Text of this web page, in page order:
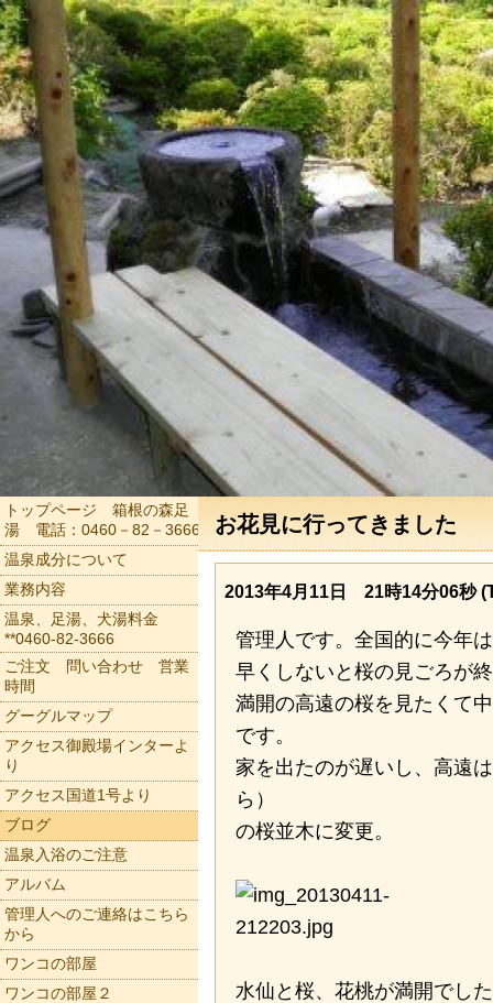
お花見に行ってきました
2013年4月11日 21時14分06秒
管理人です。全国的に今年
早くしないと桜の見ごろが
満開の高遠の桜を見たくて
です。
家を出たのが遅いし、高遠
ら）
の桜並木に変更。
水仙と桜、花桃が満開でし
トップページ 箱根の森足
湯 電話：0460－82－3666
温泉成分について
業務内容
温泉、足湯、犬湯料金
**0460-82-3666
ご注文 問い合わせ 営業
時間
グーグルマップ
アクセス御殿場インターよ
り
アクセス国道1号より
ブログ
温泉入浴のご注意
アルバム
管理人へのご連絡はこちら
から
ワンコの部屋
ワンコの部屋２